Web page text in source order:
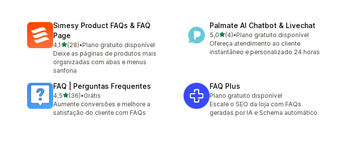
Simesy Product FAQs & FAQ
Page
4,1de 5 estrelas
(28)
28 avaliações ao todo
•Plano gratuito disponível
Deixe as páginas de produtos mais
organizadas com abas e menus
sanfona
Palmate AI Chatbot & Livechat
5,0de 5 estrelas
(4)
4 avaliações ao todo
•Plano gratuito disponível
Ofereça atendimento ao cliente
instantâneo e personalizado 24 horas
FAQ | Perguntas Frequentes
4,5de 5 estrelas
(36)
36 avaliações ao todo
•Grátis
Aumente conversões e melhore a
satisfação do cliente com FAQs
FAQ Plus
Plano gratuito disponível
Escale o SEO da loja com FAQs
geradas por IA e Schema automático